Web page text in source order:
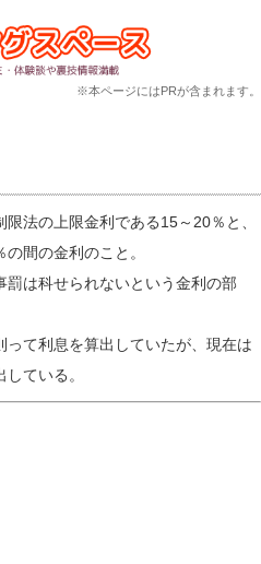
※本ページにはPRが含まれます。
法の上限金利である15～20％と、
間の金利のこと。
は科せられないという金利の部
て利息を算出していたが、現在は
ている。